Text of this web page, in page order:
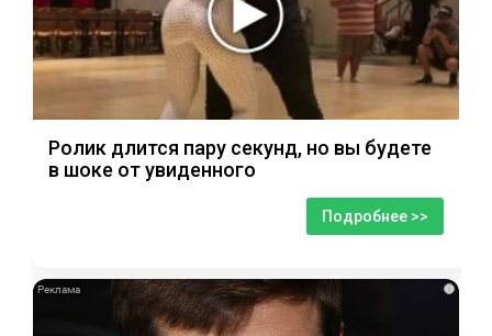
Ролик длится пару секунд, но вы будете
в шоке от увиденного
Подробнее >>
i